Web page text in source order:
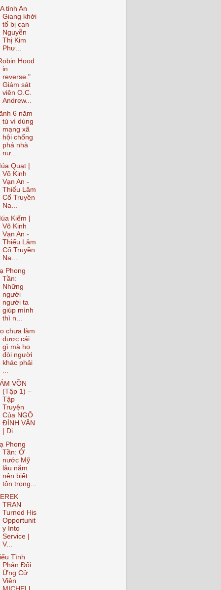
tỉnh An
Giang khởi
tố bị can
Nguyễn
Thị Kim
Phư...
Hood
in
reverse."
Giám sát
viên O.C.
Andrew...
6 năm
tù vì dùng
mạng xã
hội chống
phá nhà
nư...
Quạt |
Võ Kinh
Vạn An -
Thiếu Lâm
Cổ Truyền
Na...
Kiếm |
Võ Kinh
Vạn An -
Thiếu Lâm
Cổ Truyền
Na...
Phong
Tần:
Những
người
người ta
giúp mình
thì n...
chưa làm
được cái
gì mà họ
đòi người
khác phải
...
VỒN
(Tập 1) –
Tập
Truyện
Của NGÔ
ĐÌNH VẬN
| Di...
Phong
Tần: Ở
nước Mỹ
lâu năm
nên biết
tôn trọng...
TRAN
Turned His
Opportunit
y Into
Service |
V...
Tình
Phản Đối
Ứng Cử
Viên